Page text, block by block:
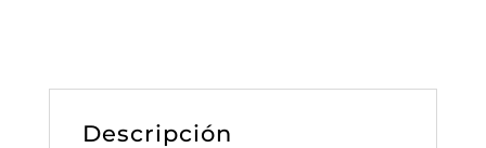
Descripción